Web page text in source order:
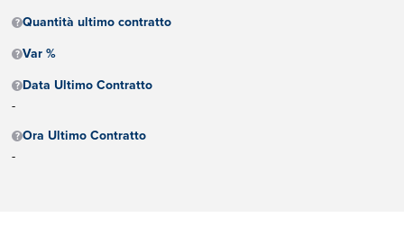
Quantità ultimo contratto
Var %
Data Ultimo Contratto
-
Ora Ultimo Contratto
-